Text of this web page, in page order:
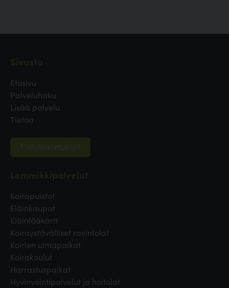
Etusivu
Palveluhaku
Lisää palvelu
Tietoa
Evästeasetukset
Koirapuistot
Eläinkaupat
Eläinlääkärit
Koiraystävälliset ravintolat
Koirien uimapaikat
Koirakoulut
Harrastuspaikat
Hyvinvointipalvelut ja hoitolat